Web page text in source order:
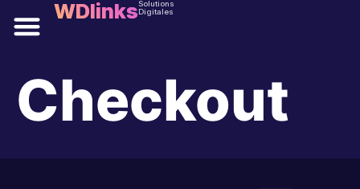
WDlinksSolutions
Digitales
Checkout